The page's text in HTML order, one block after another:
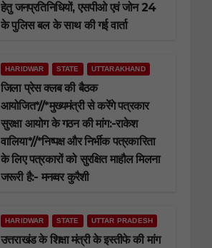
हेतु जनप्रतिनिधियों, एसपीओ एवं जोन 24
के पुलिस बल के साथ की गई वार्ता
HARIDWAR STATE UTTARAKHAND
जिला प्रेस क्लब की बैठक
आयोजित*//*मुख्यमंत्री से करेंगे पत्रकार
सुरक्षा आयोग के गठन की मांग:-राकेश
वालिया*//*निष्पक्ष और निर्भीक पत्रकारिता
के लिए पत्रकारों को सुरक्षित माहौल मिलना
जरूरी है:- मनव्वर कुरैशी
HARIDWAR STATE UTTAR PRADESH
उत्तराखंड के शिक्षा मंत्री के इस्तीफे की मांग